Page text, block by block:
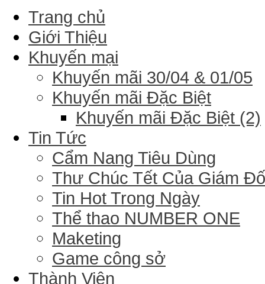
Trang chủ
Giới Thiệu
Khuyến mại
Khuyến mãi 30/04 & 01/05
Khuyến mãi Đặc Biệt
Khuyến mãi Đặc Biệt (2)
Tin Tức
Cẩm Nang Tiêu Dùng
Thư Chúc Tết Của Giám
Tin Hot Trong Ngày
Thể thao NUMBER ONE
Maketing
Game công sở
Thành Viên